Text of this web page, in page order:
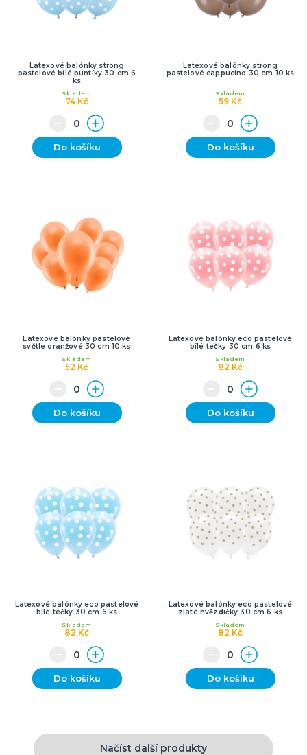
Latexové balónky strong
pastelové bílé puntíky 30 cm 6
ks
74 Kč
Skladem
Do košíku
Latexové balónky strong
pastelové cappucino 30 cm 10 ks
59 Kč
Skladem
Do košíku
Latexové balónky pastelové
světle oranžové 30 cm 10 ks
52 Kč
Skladem
Do košíku
Latexové balónky eco pastelové
bílé tečky 30 cm 6 ks
82 Kč
Skladem
Do košíku
Latexové balónky eco pastelové
bílé tečky 30 cm 6 ks
82 Kč
Skladem
Do košíku
Latexové balónky eco pastelové
zlaté hvězdičky 30 cm 6 ks
82 Kč
Skladem
Do košíku
Načíst další produkty